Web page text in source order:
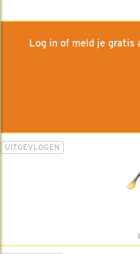
Log in of meld je gratis
UITGEVLOGEN